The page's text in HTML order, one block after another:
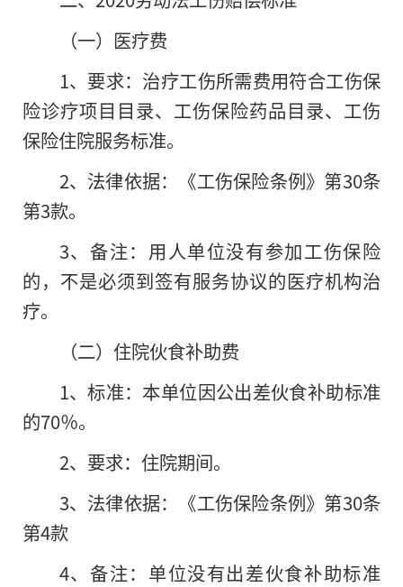
（一）医疗费
1、要求：治疗工伤所需费用符合工伤保
险诊疗项目目录、工伤保险药品目录、工伤
保险住院服务标准。
2、法律依据：《工伤保险条例》第30条
第3款。
3、备注：用人单位没有参加工伤保险
的，不是必须到签有服务协议的医疗机构治
疗。
（二）住院伙食补助费
1、标准：本单位因公出差伙食补助标准
的70％。
2、要求：住院期间。
3、法律依据：《工伤保险条例》第30条
第4款
4、备注：单位没有出差伙食补助标准